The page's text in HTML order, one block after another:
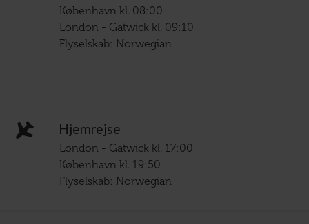
København kl. 08:00
London - Gatwick kl. 09:10
Flyselskab: Norwegian
Hjemrejse
London - Gatwick kl. 17:00
København kl. 19:50
Flyselskab: Norwegian